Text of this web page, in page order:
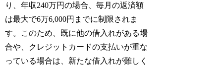
り、年収240万円の場合、毎月の返済額
は最大で6万6,000円までに制限されま
す。このため、既に他の借入れがある場
合や、クレジットカードの支払いが重な
っている場合は、新たな借入れが難しく